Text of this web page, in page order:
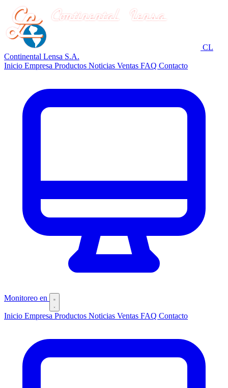
CL
Continental Lensa S.A.
Inicio Empresa Productos Noticias Ventas FAQ Contacto
Monitoreo en
Inicio Empresa Productos Noticias Ventas FAQ Contacto